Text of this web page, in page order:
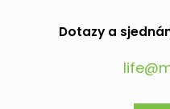
Dotazy a